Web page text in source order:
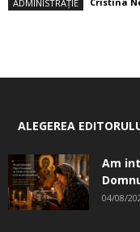
ADMINISTRAȚIE
ALEGEREA
Am
04/08/